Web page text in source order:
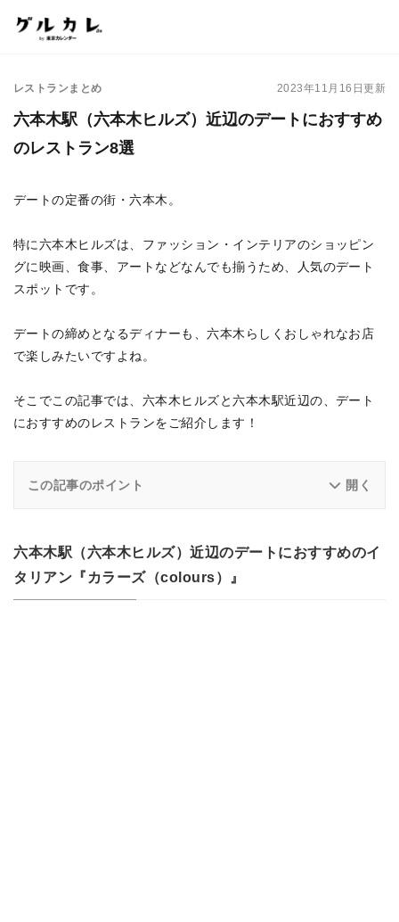
レストランまとめ 2023年11月16日更新
六本木駅（六本木ヒルズ）近辺のデートにおすすめ
のレストラン8選
デートの定番の街・六本木。
特に六本木ヒルズは、ファッション・インテリアのショッピン
グに映画、食事、アートなどなんでも揃うため、人気のデート
スポットです。
デートの締めとなるディナーも、六本木らしくおしゃれなお店
で楽しみたいですよね。
そこでこの記事では、六本木ヒルズと六本木駅近辺の、デート
におすすめのレストランをご紹介します！
この記事のポイント
六本木駅（六本木ヒルズ）近辺のデートにおすすめのイ
タリアン『カラーズ（colours）』